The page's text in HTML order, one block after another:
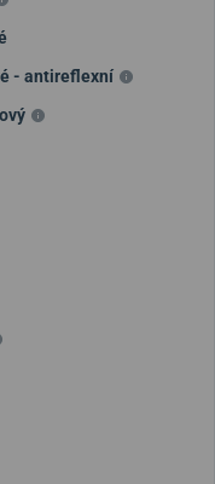
- antireflexní